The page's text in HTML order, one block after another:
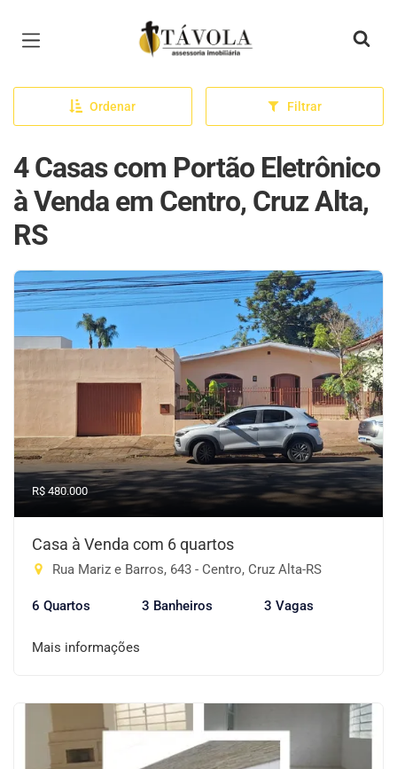
Página inicial
Ordenar Filtrar
4 Casas com Portão Eletrônico
à Venda em Centro, Cruz Alta,
RS
R$ 480.000
Casa à Venda com 6 quartos
Rua Mariz e Barros, 643 - Centro, Cruz Alta-RS
6 Quartos 3 Banheiros 3 Vagas
Mais informações